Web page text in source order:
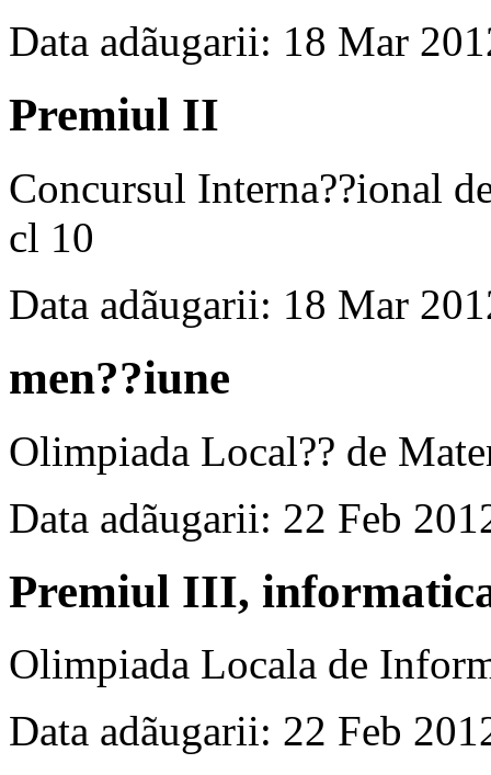
Data adãugarii: 18 Mar
Premiul II
Concursul Interna??ional
cl 10
Data adãugarii: 18 Mar
men??iune
Olimpiada Local?? de
Data adãugarii: 22 Feb
Premiul III,
Olimpiada Locala de
Data adãugarii: 22 Feb